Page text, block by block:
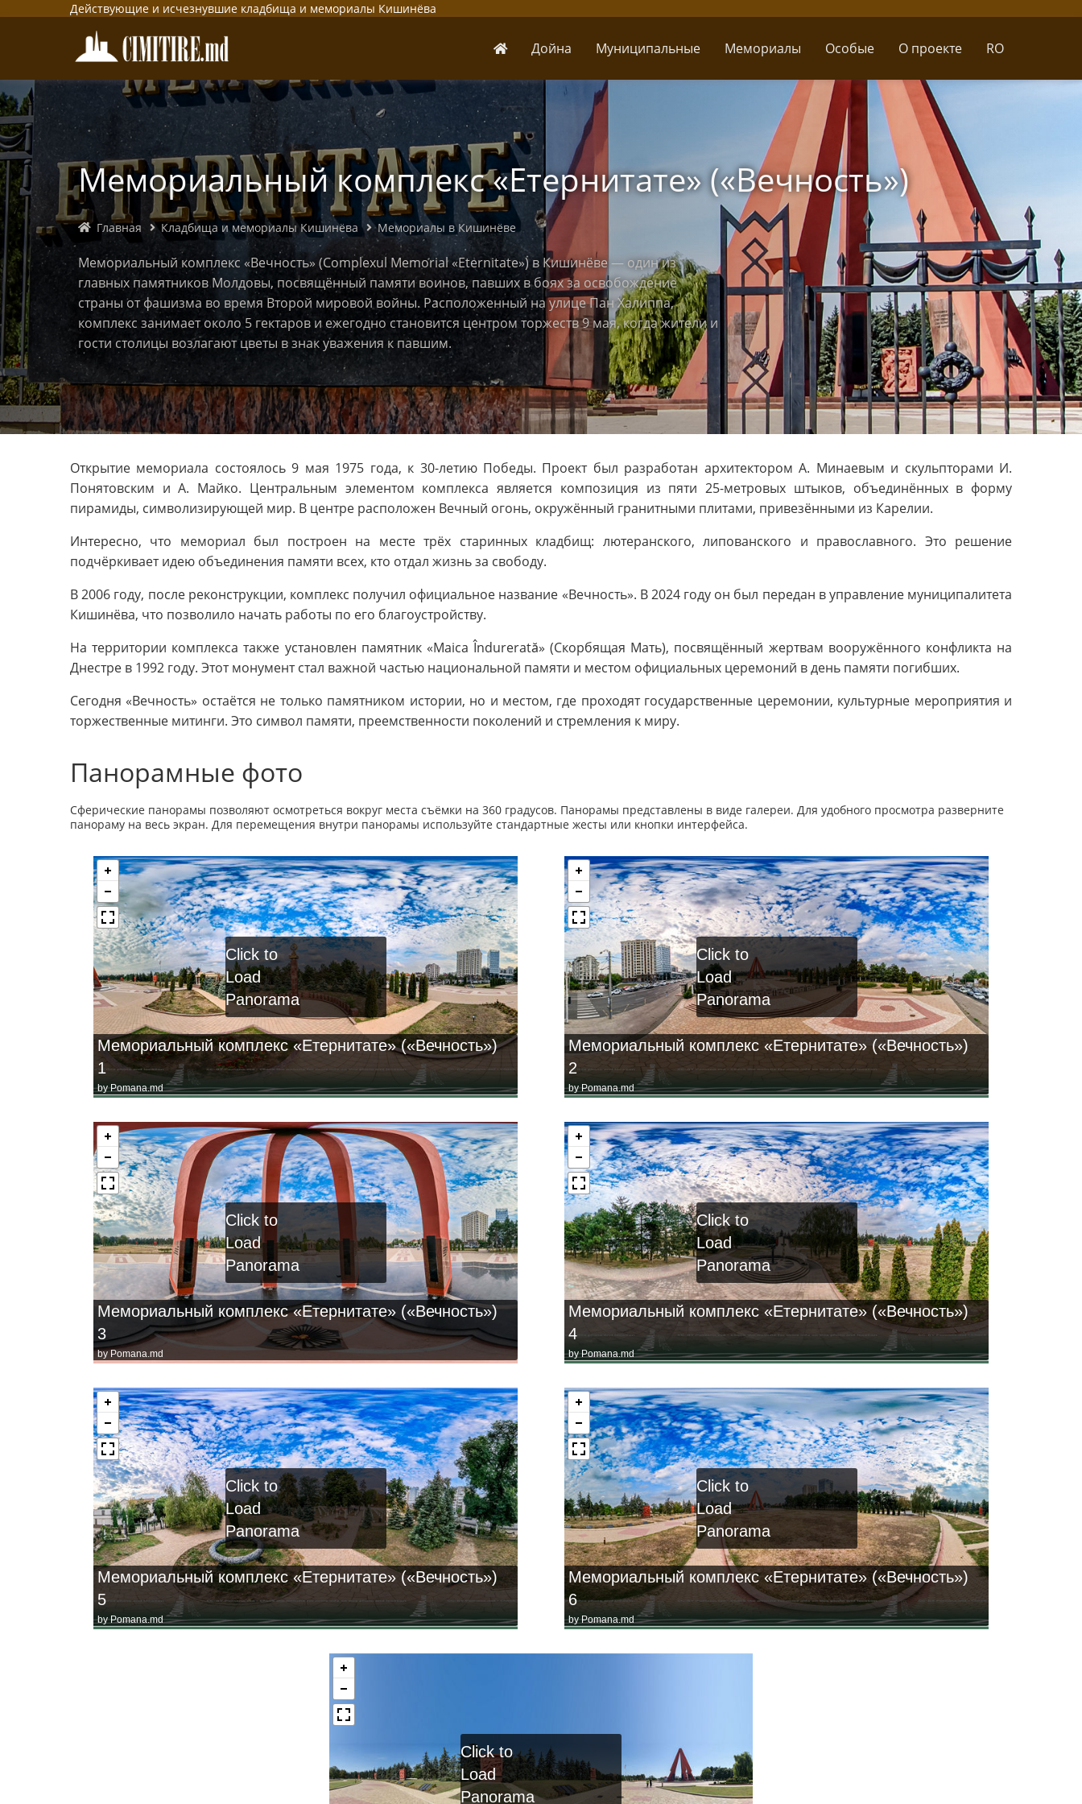
Действующие и исчезнувшие кладбища и мемориалы Кишинёва
Дойна Муниципальные Мемориалы Особые О проекте RO
Мемориальный комплекс «Етернитате» («Вечность»)
Главная Кладбища и мемориалы Кишинёва Мемориалы в Кишинёве
Мемориальный комплекс «Вечность» (Complexul Memorial «Eternitate») в Кишинёве — один из
главных памятников Молдовы, посвящённый памяти воинов, павших в боях за освобождение
страны от фашизма во время Второй мировой войны. Расположенный на улице Пан Халиппа,
комплекс занимает около 5 гектаров и ежегодно становится центром торжеств 9 мая, когда жители и
гости столицы возлагают цветы в знак уважения к павшим.
Открытие мемориала состоялось 9 мая 1975 года, к 30-летию Победы. Проект был разработан архитектором А. Минаевым и скульпторами И.
Понятовским и А. Майко. Центральным элементом комплекса является композиция из пяти 25-метровых штыков, объединённых в форму
пирамиды, символизирующей мир. В центре расположен Вечный огонь, окружённый гранитными плитами, привезёнными из Карелии.
Интересно, что мемориал был построен на месте трёх старинных кладбищ: лютеранского, липованского и православного. Это решение
подчёркивает идею объединения памяти всех, кто отдал жизнь за свободу.
В 2006 году, после реконструкции, комплекс получил официальное название «Вечность». В 2024 году он был передан в управление муниципалитета
Кишинёва, что позволило начать работы по его благоустройству.
На территории комплекса также установлен памятник «Maica Îndurerată» (Скорбящая Мать), посвящённый жертвам вооружённого конфликта на
Днестре в 1992 году. Этот монумент стал важной частью национальной памяти и местом официальных церемоний в день памяти погибших.
Сегодня «Вечность» остаётся не только памятником истории, но и местом, где проходят государственные церемонии, культурные мероприятия и
торжественные митинги. Это символ памяти, преемственности поколений и стремления к миру.
Панорамные фото
Сферические панорамы позволяют осмотреться вокруг места съёмки на 360 градусов. Панорамы представлены в виде галереи. Для удобного просмотра разверните
панораму на весь экран. Для перемещения внутри панорамы используйте стандартные жесты или кнопки интерфейса.
Мемориальный комплекс «Етернитате» («Вечность»)
1
byPomana.md
Click to
Load
Panorama
Мемориальный комплекс «Етернитате» («Вечность»)
2
byPomana.md
Click to
Load
Panorama
Мемориальный комплекс «Етернитате» («Вечность»)
3
byPomana.md
Click to
Load
Panorama
Мемориальный комплекс «Етернитате» («Вечность»)
4
byPomana.md
Click to
Load
Panorama
Мемориальный комплекс «Етернитате» («Вечность»)
5
byPomana.md
Click to
Load
Panorama
Мемориальный комплекс «Етернитате» («Вечность»)
6
byPomana.md
Click to
Load
Panorama
Click to
Load
Panorama